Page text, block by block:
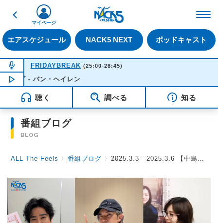
戻る
エアスケジュール NACK5 NEXT ポッドキャスト
マイページ
NOW ON AIR
FRIDAYBREAK (25:00-28:45)
NOW PLAYING01:48
バン・ヘイレン
聴く 調べる 知る
番組ブログ
BLOG
ALL The Feels 〉番組ブログ 〉2025.3.3 - 2025.3.6 【中島健人さん、miletさん、桐谷健太さん（映画「知らないカノジョ」公開記念SP）】